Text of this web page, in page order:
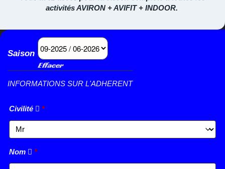
activités AVIRON + AVIFIT + INDOOR.
Saison
Effacer
INFORMATIONS SUR L'ADHERENT
Civilité *
Nom *